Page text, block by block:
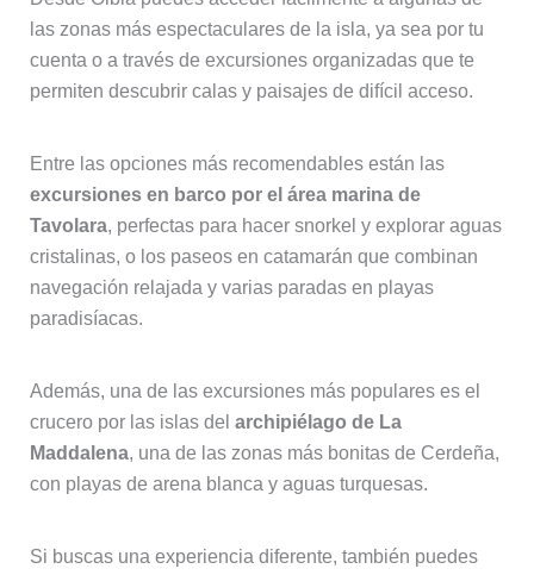
las zonas más espectaculares de la isla, ya sea por tu
cuenta o a través de excursiones organizadas que te
permiten descubrir calas y paisajes de difícil acceso.
Entre las opciones más recomendables están las
excursiones en barco por el área marina de
Tavolara, perfectas para hacer snorkel y explorar aguas
cristalinas, o los paseos en catamarán que combinan
navegación relajada y varias paradas en playas
paradisíacas.
Además, una de las excursiones más populares es el
crucero por las islas del archipiélago de La
Maddalena, una de las zonas más bonitas de Cerdeña,
con playas de arena blanca y aguas turquesas.
Si buscas una experiencia diferente, también puedes